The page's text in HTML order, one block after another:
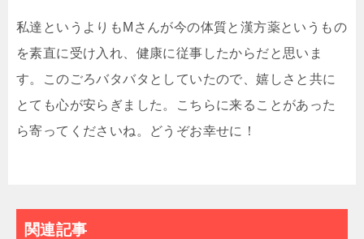
私達というよりもMさんが今の体質と漢方薬というもの
を素直に受け入れ、健康に従事したからだと思いま
す。このごろバタバタとしていたので、嬉しさと共に
とても心が安らぎました。こちらに来ることがあった
ら寄ってくださいね。どうぞお幸せに！
関連記事